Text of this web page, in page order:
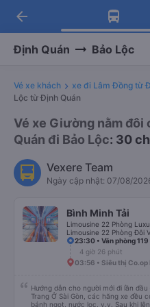
Tải app
Nhận ưu đãi
Tải app
-30k/ghế khi
arrow_back
Định Quán Bảo Lộc
Vé xe khách xe đi Lâm Đồng từ
Lộc từ Định Quán
Vé xe Giường nằm đôi
Quán đi Bảo Lộc: 30
Vexere Team
Ngày cập nhật: 07/08/
Bình Minh Tải
Limousine 22 Phòng
Limousine 22 Phòng Đôi
23:30 • Văn phòng
4 giờ 26 phút
03:56 • Siêu thị Co.op
Hướng dẫn cho người mới đi lần
Trang Ở Sài Gòn, các hãng xe đều
bánh ngọt, nước lọc, v.v. Sau khi